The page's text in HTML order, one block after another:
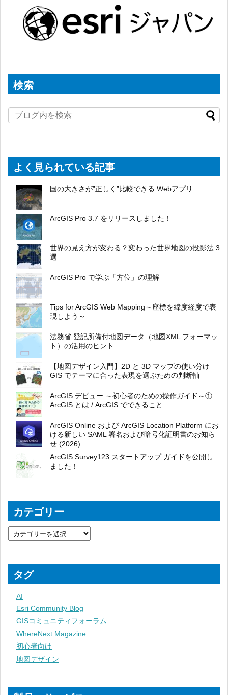
検索
よく見られている記事
国の大きさが”正しく”比較できる Webアプリ
ArcGIS Pro 3.7 をリリースしました！
世界の見え方が変わる？変わった世界地図の投影法 3
選
ArcGIS Pro で学ぶ「方位」の理解
Tips for ArcGIS Web Mapping～座標を緯度経度で表
現しよう～
法務省 登記所備付地図データ（地図XML フォーマッ
ト）の活用のヒント
【地図デザイン入門】2D と 3D マップの使い分け –
GIS でテーマに合った表現を選ぶための判断軸 –
ArcGIS デビュー ～初心者のための操作ガイド～①
ArcGIS とは / ArcGIS でできること
ArcGIS Online および ArcGIS Location Platform にお
ける新しい SAML 署名および暗号化証明書のお知ら
せ (2026)
ArcGIS Survey123 スタートアップ ガイドを公開し
ました！
カテゴリー
タグ
AI
Esri Community Blog
GISコミュニティフォーラム
WhereNext Magazine
初心者向け
地図デザイン